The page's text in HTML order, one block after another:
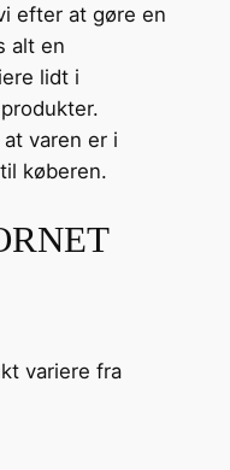
efter at gøre en
alt en
lidt i
varen er i
køberen.
variere fra